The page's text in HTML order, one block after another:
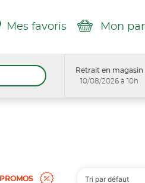
Mes favoris Mon
Retrait en magasin
10/08/2026 à 10h
PROMOS